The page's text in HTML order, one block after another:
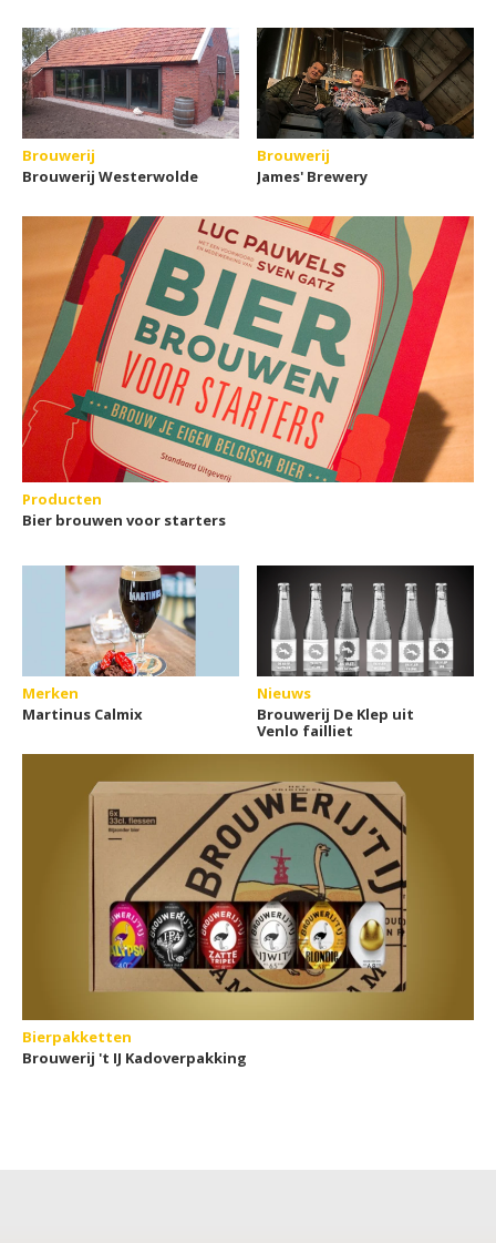
Brouwerij
Brouwerij Westerwolde
Brouwerij
James' Brewery
Producten
Bier brouwen voor starters
Merken
Martinus Calmix
Nieuws
Brouwerij De Klep uit
Venlo failliet
Bierpakketten
Brouwerij 't IJ Kadoverpakking